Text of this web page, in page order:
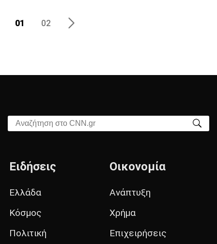
01 02
Αναζήτηση στο CNN.gr
Ειδήσεις
Ελλάδα
Κόσμος
Πολιτική
Οικονομία
Ανάπτυξη
Χρήμα
Επιχειρήσεις